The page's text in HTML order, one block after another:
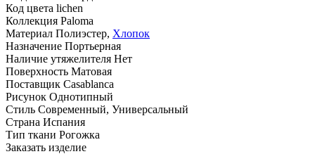
Код цвета lichen
Коллекция Paloma
Материал Полиэстер, Хлопок
Назначение Портьерная
Наличие утяжелителя Нет
Поверхность Матовая
Поставщик Casablanca
Рисунок Однотипный
Стиль Современный, Универсальный
Страна Испания
Тип ткани Рогожка
Заказать изделие